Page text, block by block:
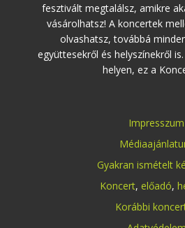
fesztivált megtalálsz, amikre
vásárolhatsz! A koncertek
olvashatsz, továbbá
együttesekről és helyszínekről
helyen, ez a
Impresszum
Gyakran ismételt
Koncert, előadó,
Korábbi